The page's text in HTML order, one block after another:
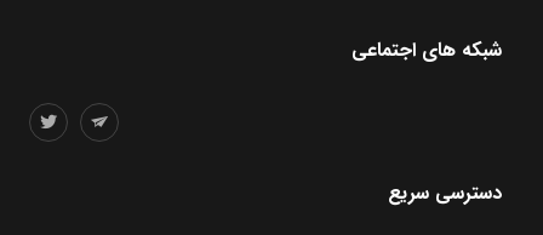
شبکه های اجتماعی
دسترسی سریع